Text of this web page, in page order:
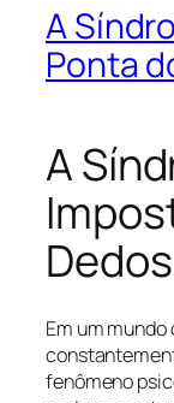
A
Ponta
A
Em um
fenômeno